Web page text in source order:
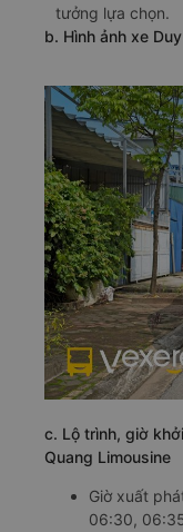
tưởng lựa chọn.
b. Hình ảnh xe
c. Lộ trình, giờ
Quang Limousine
Giờ xuất
06:30,